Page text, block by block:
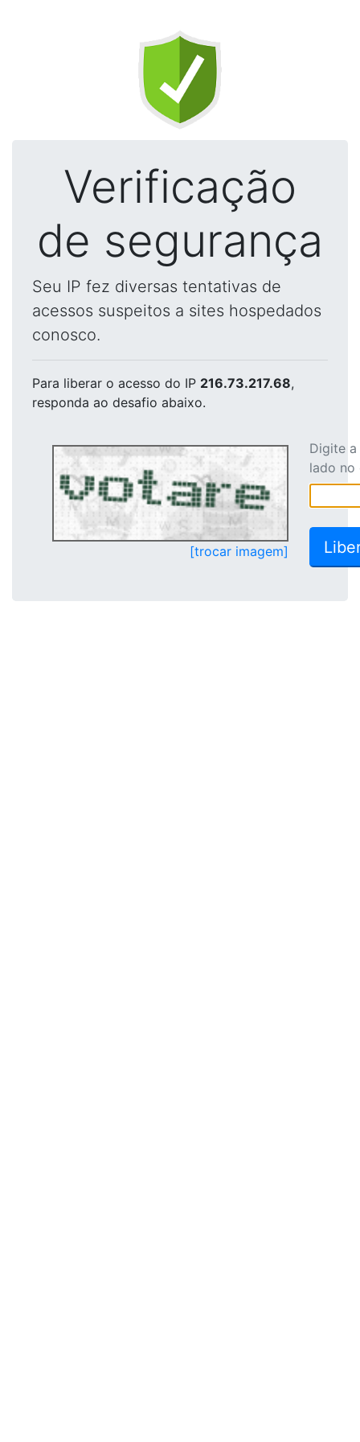
Verificação
de segurança
Seu IP fez diversas tentativas de
acessos suspeitos a sites hospedados
conosco.
Para liberar o acesso do IP 216.73.217.68,
responda ao desafio abaixo.
[trocar imagem]
Digite
lado no